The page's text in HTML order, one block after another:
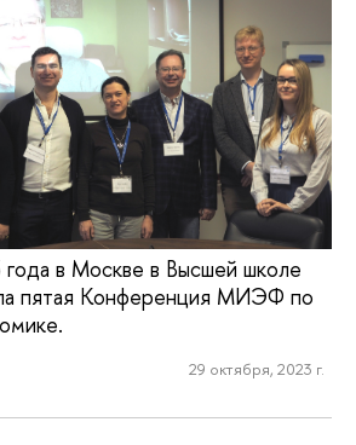
в Москве в Высшей школе
пятая Конференция МИЭФ по
29 октября, 2023 г.